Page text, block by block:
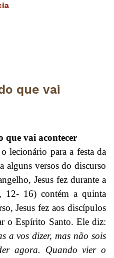
que vai
que vai acontecer
para a festa da
alguns versos do discurso
Jesus fez durante a
12- 16) contém a quinta
Jesus fez aos discípulos
o Espírito Santo. Ele diz:
a vos dizer, mas não sois
agora. Quando vier o